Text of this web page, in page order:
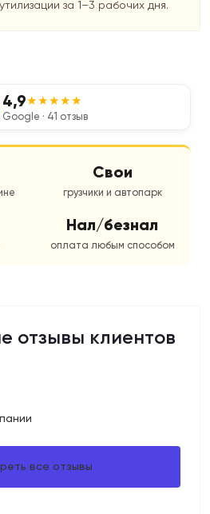
за 1–3 рабочих дня.
4,9★★★★★
Google · 41 отзыв
Свои
грузчики и автопарк
Нал/безнал
оплата любым способом
отзывы клиентов
все отзывы